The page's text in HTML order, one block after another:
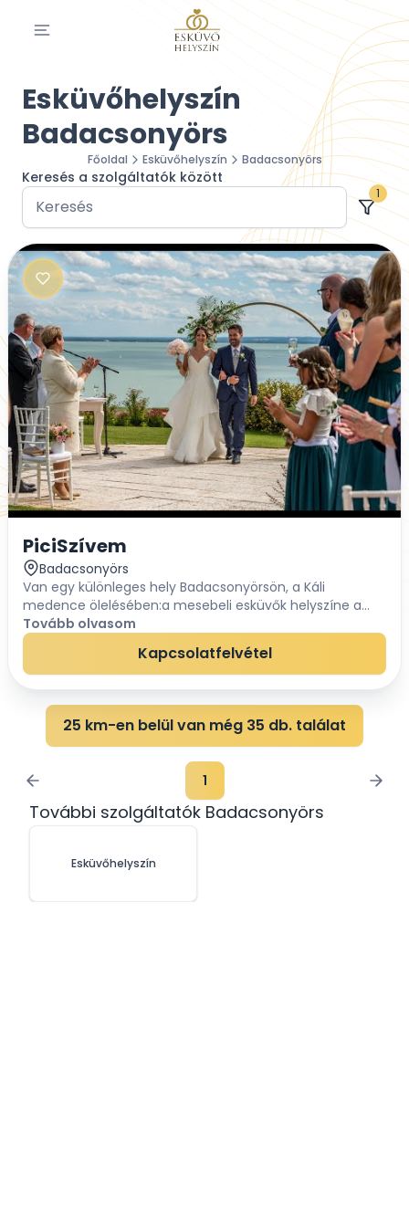
Esküvőhelyszín
Badacsonyörs
Főoldal Esküvőhelyszín Badacsonyörs
Keresés a szolgáltatók között
1
PiciSzívem
Badacsonyörs
Van egy különleges hely Badacsonyörsön, a Káli
medence ölelésében:a mesebeli esküvők helyszíne a
PiciSzívem. Csodás környezetben igazi otthonra találnak
itt a szerelmesek, megszűnik az idő fogal...
Tovább olvasom
Kapcsolatfelvétel
25 km-en belül van még 35 db. találat
1
További szolgáltatók Badacsonyörs
Esküvőhelyszín